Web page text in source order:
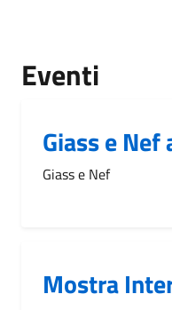
Eventi
Giass e Nef
Giass e Nef
Mostra